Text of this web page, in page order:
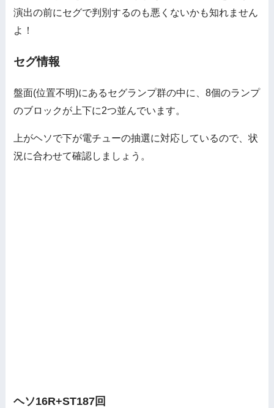
演出の前にセグで判別するのも悪くないかも知れません
よ！
セグ情報
盤面(位置不明)にあるセグランプ群の中に、8個のランプ
のブロックが上下に2つ並んでいます。
上がヘソで下が電チューの抽選に対応しているので、状
況に合わせて確認しましょう。
ヘソ16R+ST187回